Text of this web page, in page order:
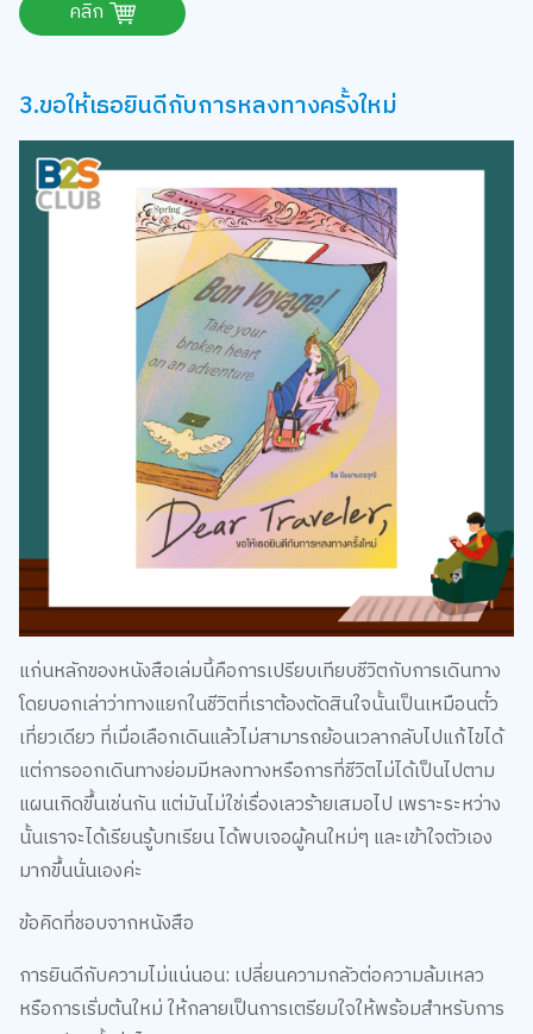
แก่นหลักของหนังสือเล่มนี้คือการเปรียบเทียบชีวิตกับการเดินทาง
โดยบอกเล่าว่าทางแยกในชีวิตที่เราต้องตัดสินใจนั้นเป็นเหมือนตั๋ว
เที่ยวเดียว ที่เมื่อเลือกเดินแล้วไม่สามารถย้อนเวลากลับไปแก้ไขได้
แต่การออกเดินทางย่อมมีหลงทางหรือการที่ชีวิตไม่ได้เป็นไปตาม
แผนเกิดขึ้นเช่นกัน แต่มันไม่ใช่เรื่องเลวร้ายเสมอไป เพราะระหว่าง
นั้นเราจะได้เรียนรู้บทเรียน ได้พบเจอผู้คนใหม่ๆ และเข้าใจตัวเอง
มากขึ้นนั่นเองค่ะ
ข้อคิดที่ชอบจากหนังสือ
การยินดีกับความไม่แน่นอน: เปลี่ยนความกลัวต่อความล้มเหลว
หรือการเริ่มต้นใหม่ ให้กลายเป็นการเตรียมใจให้พร้อมสำหรับการ
ผจญภัยครั้งต่อไป